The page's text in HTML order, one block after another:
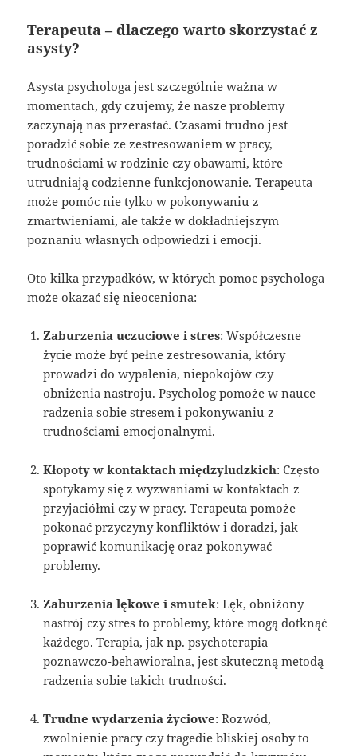
Terapeuta – dlaczego warto skorzystać z
asysty?
Asysta psychologa jest szczególnie ważna w
momentach, gdy czujemy, że nasze problemy
zaczynają nas przerastać. Czasami trudno jest
poradzić sobie ze zestresowaniem w pracy,
trudnościami w rodzinie czy obawami, które
utrudniają codzienne funkcjonowanie. Terapeuta
może pomóc nie tylko w pokonywaniu z
zmartwieniami, ale także w dokładniejszym
poznaniu własnych odpowiedzi i emocji.
Oto kilka przypadków, w których pomoc psychologa
może okazać się nieoceniona:
Zaburzenia uczuciowe i stres: Współczesne
życie może być pełne zestresowania, który
prowadzi do wypalenia, niepokojów czy
obniżenia nastroju. Psycholog pomoże w nauce
radzenia sobie stresem i pokonywaniu z
trudnościami emocjonalnymi.
Kłopoty w kontaktach międzyludzkich: Często
spotykamy się z wyzwaniami w kontaktach z
przyjaciółmi czy w pracy. Terapeuta pomoże
pokonać przyczyny konfliktów i doradzi, jak
poprawić komunikację oraz pokonywać
problemy.
Zaburzenia lękowe i smutek: Lęk, obniżony
nastrój czy stres to problemy, które mogą dotknąć
każdego. Terapia, jak np. psychoterapia
poznawczo-behawioralna, jest skuteczną metodą
radzenia sobie takich trudności.
Trudne wydarzenia życiowe: Rozwód,
zwolnienie pracy czy tragedie bliskiej osoby to